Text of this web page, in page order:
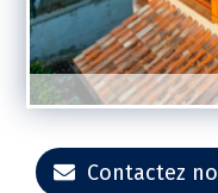
Contactez